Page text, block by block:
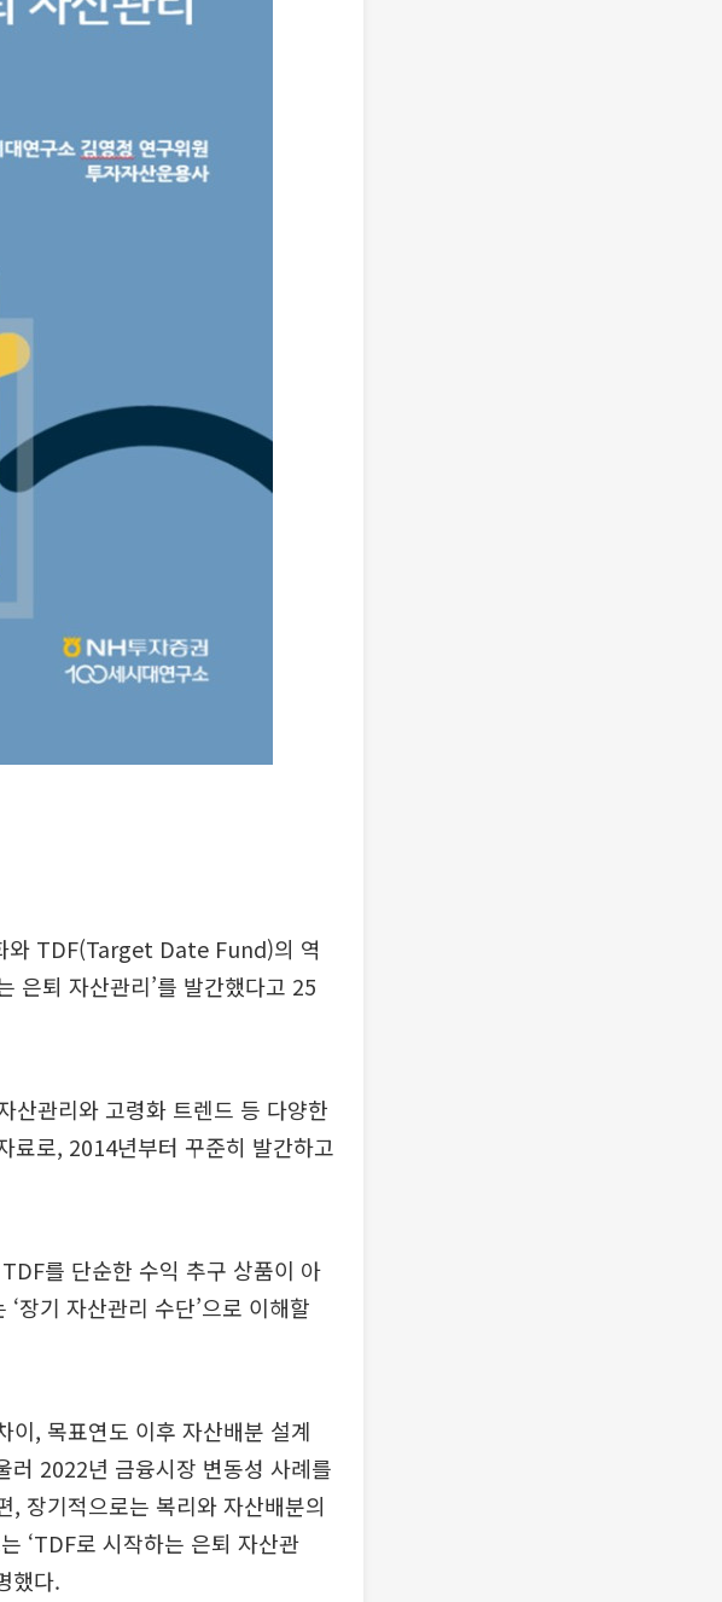
와 TDF(Target Date Fund)의 역
은퇴 자산관리’를 발간했다고 25
산관리와 고령화 트렌드 등 다양한
료로, 2014년부터 꾸준히 발간하고
를 단순한 수익 추구 상품이 아
장기 자산관리 수단’으로 이해할
, 목표연도 이후 자산배분 설계
러 2022년 금융시장 변동성 사례를
장기적으로는 복리와 자산배분의
‘TDF로 시작하는 은퇴 자산관
했다.